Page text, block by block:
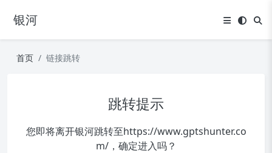
银河
首页 链接跳转
跳转提示
您即将离开银河跳转至https://www.gptshunter.co
m/，确定进入吗？